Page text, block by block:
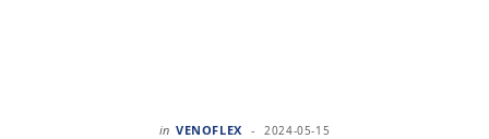
in VENOFLEX 2024-05-15